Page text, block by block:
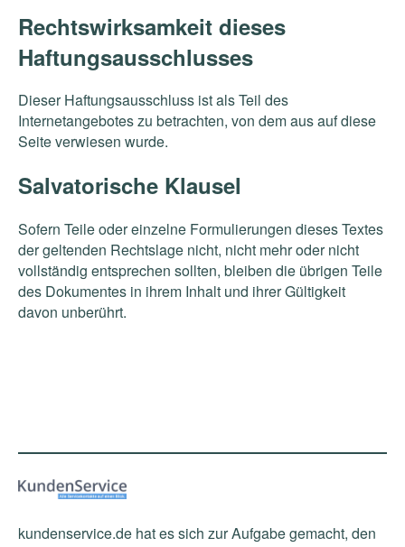
Rechtswirksamkeit dieses
Haftungsausschlusses
Dieser Haftungsausschluss ist als Teil des
Internetangebotes zu betrachten, von dem aus auf diese
Seite verwiesen wurde.
Salvatorische Klausel
Sofern Teile oder einzelne Formulierungen dieses Textes
der geltenden Rechtslage nicht, nicht mehr oder nicht
vollständig entsprechen sollten, bleiben die übrigen Teile
des Dokumentes in ihrem Inhalt und ihrer Gültigkeit
davon unberührt.
kundenservice.de hat es sich zur Aufgabe gemacht, den